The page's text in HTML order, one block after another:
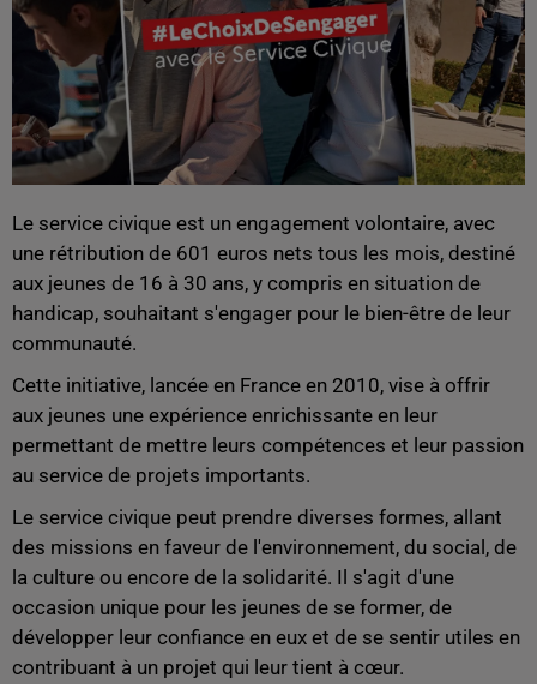
Le service civique est un engagement volontaire, avec
une rétribution de 601 euros nets tous les mois, destiné
aux jeunes de 16 à 30 ans, y compris en situation de
handicap, souhaitant s'engager pour le bien-être de leur
communauté.
Cette initiative, lancée en France en 2010, vise à offrir
aux jeunes une expérience enrichissante en leur
permettant de mettre leurs compétences et leur passion
au service de projets importants.
Le service civique peut prendre diverses formes, allant
des missions en faveur de l'environnement, du social, de
la culture ou encore de la solidarité. Il s'agit d'une
occasion unique pour les jeunes de se former, de
développer leur confiance en eux et de se sentir utiles en
contribuant à un projet qui leur tient à cœur.